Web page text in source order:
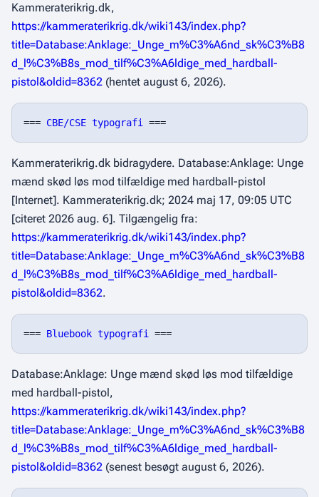
Kammeraterikrig.dk,
https://kammeraterikrig.dk/wiki143/index.php?
title=Database:Anklage:_Unge_m%C3%A6nd_sk%C3%B8
d_l%C3%B8s_mod_tilf%C3%A6ldige_med_hardball-
pistol&oldid=8362 (hentet august 6, 2026).
=== CBE/CSE typografi
Kammeraterikrig.dk bidragydere. Database:Anklage: Unge
mænd skød løs mod tilfældige med hardball-pistol
[Internet]. Kammeraterikrig.dk; 2024 maj 17, 09:05 UTC
[citeret 2026 aug. 6]. Tilgængelig fra:
https://kammeraterikrig.dk/wiki143/index.php?
title=Database:Anklage:_Unge_m%C3%A6nd_sk%C3%B8
d_l%C3%B8s_mod_tilf%C3%A6ldige_med_hardball-
pistol&oldid=8362.
=== Bluebook typografi
Database:Anklage: Unge mænd skød løs mod tilfældige
med hardball-pistol,
https://kammeraterikrig.dk/wiki143/index.php?
title=Database:Anklage:_Unge_m%C3%A6nd_sk%C3%B8
d_l%C3%B8s_mod_tilf%C3%A6ldige_med_hardball-
pistol&oldid=8362 (senest besøgt august 6, 2026).